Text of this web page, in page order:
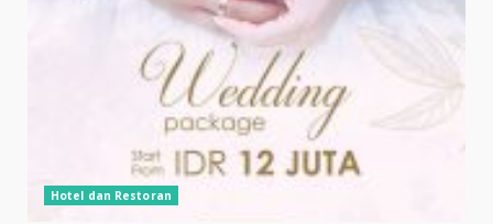
Hotel dan Restoran